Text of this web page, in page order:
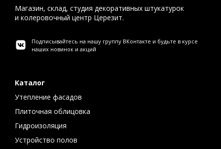
Магазин, склад, студия декоративных штукатурок
и колеровочный центр Церезит.
Подписывайтесь на нашу группу ВКонтакте и будьте в курсе
наших новинок и акций
Каталог
Утепление фасадов
Плиточная облицовка
Гидроизоляция
Устройство полов